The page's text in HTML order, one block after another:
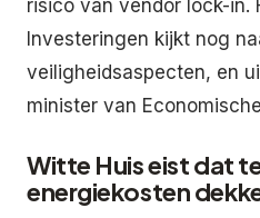
risico van vendor lock-in.
Investeringen kijkt nog
veiligheidsaspecten, en
minister van
Witte Huis eist dat
energiekosten